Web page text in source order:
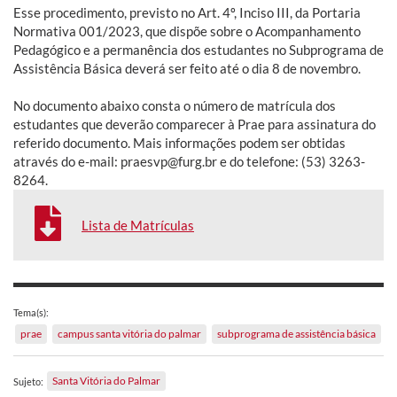
Esse procedimento, previsto no Art. 4º, Inciso III, da Portaria
Normativa 001/2023, que dispõe sobre o Acompanhamento
Pedagógico e a permanência dos estudantes no Subprograma de
Assistência Básica deverá ser feito até o dia 8 de novembro.
No documento abaixo consta o número de matrícula dos
estudantes que deverão comparecer à Prae para assinatura do
referido documento. Mais informações podem ser obtidas
através do e-mail: praesvp@furg.br e do telefone: (53) 3263-
8264.
Lista de Matrículas
Tema(s):
prae campus santa vitória do palmar subprograma de assistência básica
Sujeto: Santa Vitória do Palmar